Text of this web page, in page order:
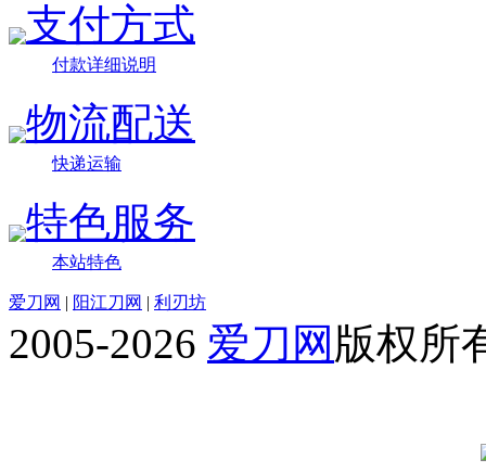
支付方式
付款详细说明
物流配送
快递运输
特色服务
本站特色
爱刀网 | 阳江刀网 | 利刃坊
2005-2026 爱刀网 版权所